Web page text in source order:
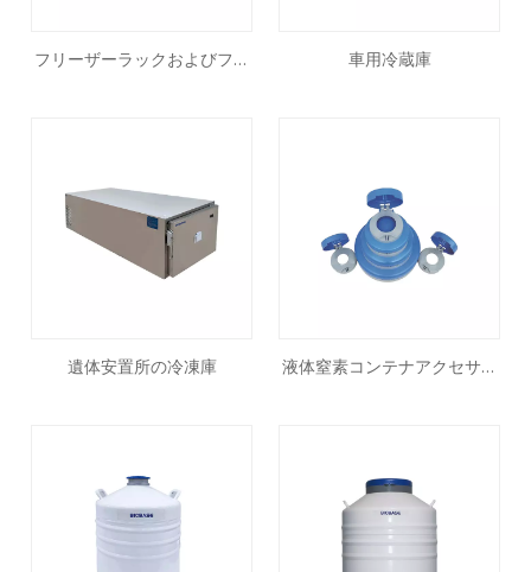
フリーザーラックおよびフリ
車用冷蔵庫
遺体安置所の冷凍庫
液体窒素コンテナアクセサリ